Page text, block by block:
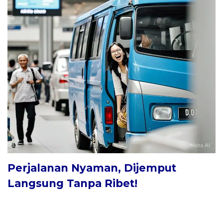
Perjalanan Nyaman, Dijemput
Langsung Tanpa Ribet!